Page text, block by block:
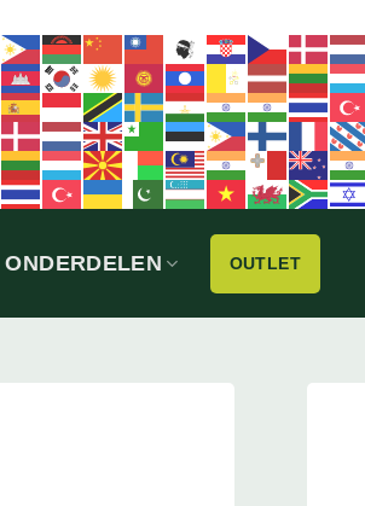
ONDERDELEN OUTLET